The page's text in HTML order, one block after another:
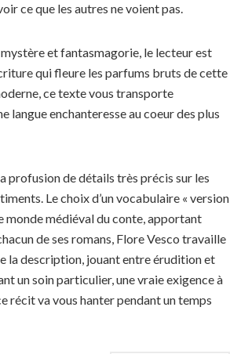
ce que les autres ne voient pas.
et fantasmagorie, le lecteur est
qui fleure les parfums bruts de cette
ce texte vous transporte
langue enchanteresse au coeur des plus
profusion de détails très précis sur les
Le choix d’un vocabulaire « version
médiéval du conte, apportant
de ses romans, Flore Vesco travaille
la description, jouant entre érudition et
un soin particulier, une vraie exigence à
récit va vous hanter pendant un temps